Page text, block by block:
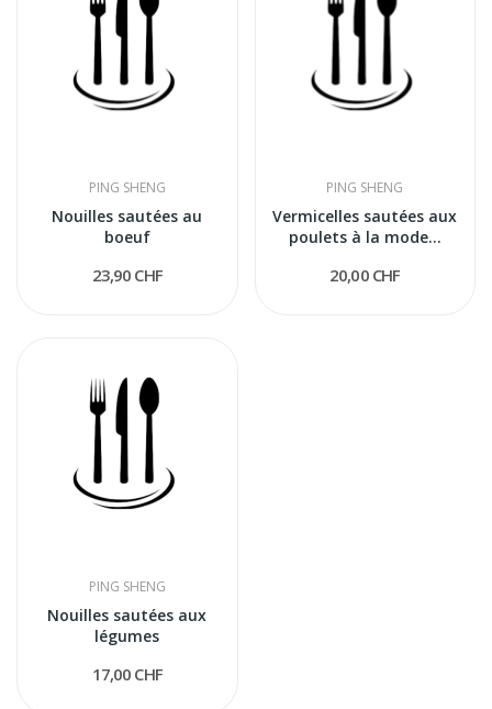
PING SHENG
Nouilles sautées au
boeuf
23,90 CHF
PING SHENG
Vermicelles sautées aux
poulets à la mode...
20,00 CHF
PING SHENG
Nouilles sautées aux
légumes
17,00 CHF